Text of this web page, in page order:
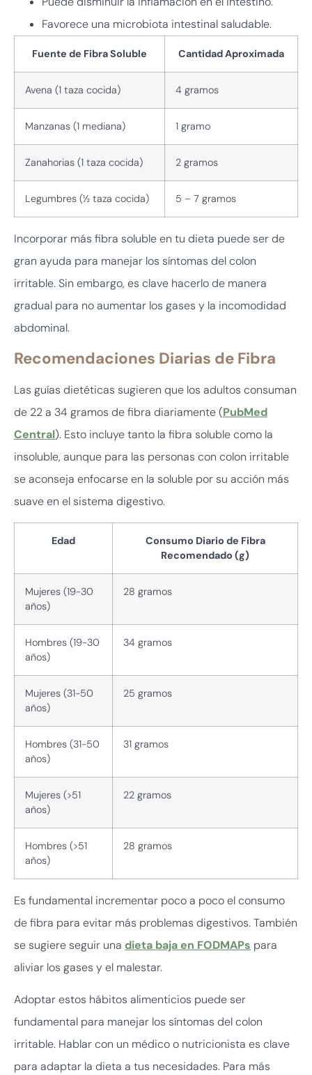
Favorece una microbiota intestinal saludable.
Fuente de Fibra Soluble Cantidad Aproximada
Avena (1 taza cocida) 4 gramos
Manzanas (1 mediana) 1 gramo
Zanahorias (1 taza cocida) 2 gramos
Legumbres (½ taza cocida) 5 – 7 gramos
Incorporar más fibra soluble en tu dieta puede ser de
gran ayuda para manejar los síntomas del colon
irritable. Sin embargo, es clave hacerlo de manera
gradual para no aumentar los gases y la incomodidad
abdominal.
Recomendaciones Diarias de Fibra
Las guías dietéticas sugieren que los adultos consuman
de 22 a 34 gramos de fibra diariamente (PubMed
Central). Esto incluye tanto la fibra soluble como la
insoluble, aunque para las personas con colon irritable
se aconseja enfocarse en la soluble por su acción más
suave en el sistema digestivo.
Edad
Consumo Diario de Fibra
Recomendado (g)
Mujeres (19-30
años)
28 gramos
Hombres (19-30
años)
34 gramos
Mujeres (31-50
años)
25 gramos
Hombres (31-50
años)
31 gramos
Mujeres (>51
años)
22 gramos
Hombres (>51
años)
28 gramos
Es fundamental incrementar poco a poco el consumo
de fibra para evitar más problemas digestivos. También
se sugiere seguir una dieta baja en FODMAPs para
aliviar los gases y el malestar.
Adoptar estos hábitos alimenticios puede ser
fundamental para manejar los síntomas del colon
irritable. Hablar con un médico o nutricionista es clave
para adaptar la dieta a tus necesidades. Para más